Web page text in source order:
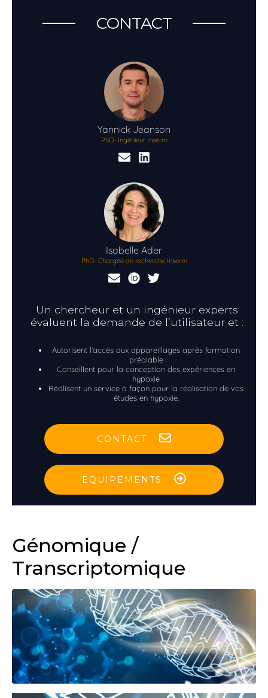
CONTACT
Yannick Jeanson
PhD- Ingénieur Inserm
Isabelle Ader
PhD- Chargée de recherche Inserm
Un chercheur et un ingénieur experts
évaluent la demande de l’utilisateur et :
Autorisent l’accès aux appareillages après formation
préalable
Conseillent pour la conception des expériences en
hypoxie
Réalisent un service à façon pour la réalisation de vos
études en hypoxie.
CONTACT
EQUIPEMENTS
Génomique /
Transcriptomique